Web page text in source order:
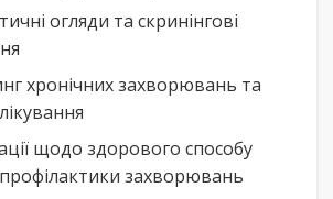
огляди та скринінгові
хронічних захворювань та
щодо здорового способу
захворювань